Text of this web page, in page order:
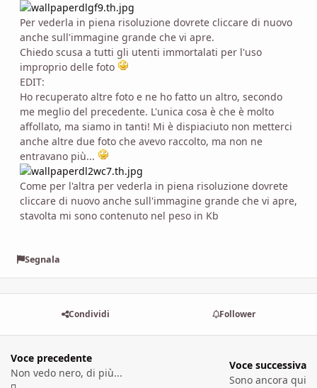
Per vederla in piena risoluzione dovrete cliccare di nuovo
anche sull'immagine grande che vi apre.
Chiedo scusa a tutti gli utenti immortalati per l'uso
improprio delle foto
EDIT:
Ho recuperato altre foto e ne ho fatto un altro, secondo
me meglio del precedente. L'unica cosa è che è molto
affollato, ma siamo in tanti! Mi è dispiaciuto non metterci
anche altre due foto che avevo raccolto, ma non ne
entravano più...
Come per l'altra per vederla in piena risoluzione dovrete
cliccare di nuovo anche sull'immagine grande che vi apre,
stavolta mi sono contenuto nel peso in Kb
Segnala
Condividi Follower
Voce precedente
Non vedo nero, di più...
Voce successiva
Sono ancora qui